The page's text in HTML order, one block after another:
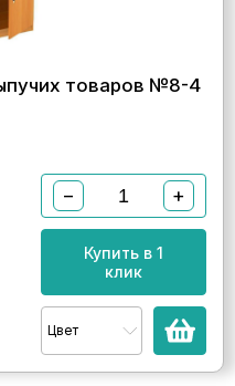
товаров №8-4
− +
Купить в 1
клик
Цвет